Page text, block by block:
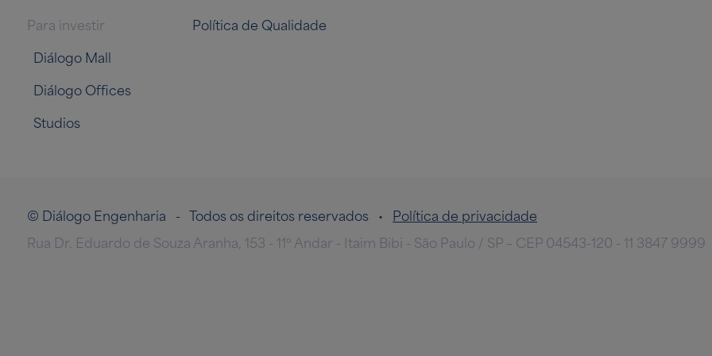
Para investir
Diálogo Mall
Diálogo Offices
Studios
Política de Qualidade
© Diálogo Engenharia - Todos os direitos reservados • Política de privacidade
Rua Dr. Eduardo de Souza Aranha, 153 - 11º Andar - Itaim Bibi - São Paulo / SP – CEP 04543-120 - 11 3847 9999